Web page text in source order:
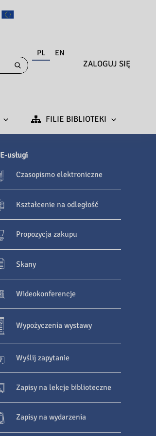
PL EN
ZALOGUJ SIĘ
FILIE BIBLIOTEKI
E-usługi
Czasopismo elektroniczne
Kształcenie na odległość
Propozycja zakupu
Skany
Wideokonferencje
Wypożyczenia wystawy
Wyślij zapytanie
Zapisy na lekcje biblioteczne
Zapisy na wydarzenia